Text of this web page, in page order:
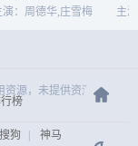
演：周德华,庄雪梅
源，未提供资源上传、
榜
搜狗 神马